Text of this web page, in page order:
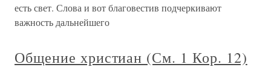
есть свет. Слова и вот благовестив подчеркивают
важность дальнейшего
Общение христиан (См. 1 Кор. 12)